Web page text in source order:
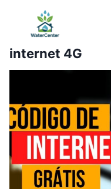
Conteúdo
internet 4G